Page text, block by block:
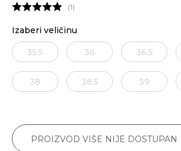
1
Izaberi veličinu
35.5 36 36.5
38 38.5 39
PROIZVOD VIŠE NIJE DOSTUPAN